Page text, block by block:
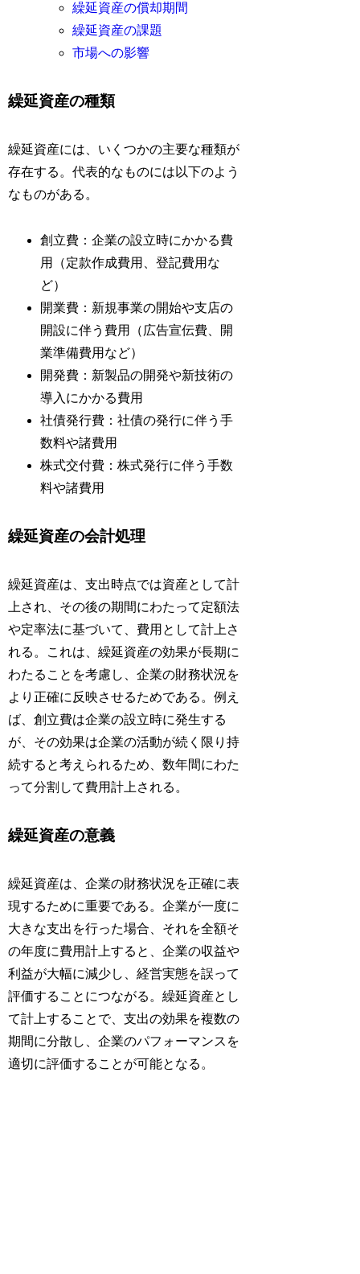
繰延資産の償却期間
繰延資産の課題
市場への影響
繰延資産の種類
繰延資産には、いくつかの主要な種類が
存在する。代表的なものには以下のよう
なものがある。
創立費：企業の設立時にかかる費
用（定款作成費用、登記費用な
ど）
開業費：新規事業の開始や支店の
開設に伴う費用（広告宣伝費、開
業準備費用など）
開発費：新製品の開発や新技術の
導入にかかる費用
社債発行費：社債の発行に伴う手
数料や諸費用
株式交付費：株式発行に伴う手数
料や諸費用
繰延資産の会計処理
繰延資産は、支出時点では資産として計
上され、その後の期間にわたって定額法
や定率法に基づいて、費用として計上さ
れる。これは、繰延資産の効果が長期に
わたることを考慮し、企業の財務状況を
より正確に反映させるためである。例え
ば、創立費は企業の設立時に発生する
が、その効果は企業の活動が続く限り持
続すると考えられるため、数年間にわた
って分割して費用計上される。
繰延資産の意義
繰延資産は、企業の財務状況を正確に表
現するために重要である。企業が一度に
大きな支出を行った場合、それを全額そ
の年度に費用計上すると、企業の収益や
利益が大幅に減少し、経営実態を誤って
評価することにつながる。繰延資産とし
て計上することで、支出の効果を複数の
期間に分散し、企業のパフォーマンスを
適切に評価することが可能となる。